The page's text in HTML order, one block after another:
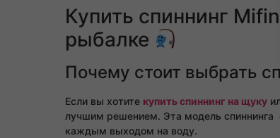
Купить спиннинг
рыбалке
Почему стоит выбрать
Если вы хотите купить спиннинг на щуку
лучшим решением. Эта модель спиннинга
каждым выходом на воду.